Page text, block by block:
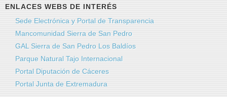
ENLACES WEBS DE INTERÉS
Sede Electrónica y Portal de Transparencia
Mancomunidad Sierra de San Pedro
GAL Sierra de San Pedro Los Baldíos
Parque Natural Tajo Internacional
Portal Diputación de Cáceres
Portal Junta de Extremadura